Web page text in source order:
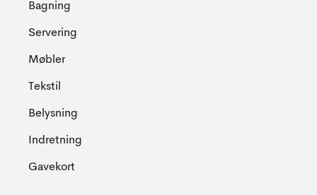
Bagning
Servering
Møbler
Tekstil
Belysning
Indretning
Gavekort